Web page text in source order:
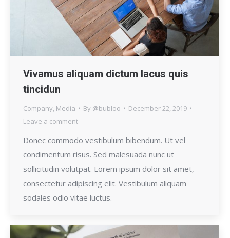
Vivamus aliquam dictum lacus quis
tincidun
Company Media By @bubloo
December 22, 2019
Leave a comment
Donec commodo vestibulum bibendum. Ut vel
condimentum risus. Sed malesuada nunc ut
sollicitudin volutpat. Lorem ipsum dolor sit amet,
consectetur adipiscing elit. Vestibulum aliquam
sodales odio vitae luctus.